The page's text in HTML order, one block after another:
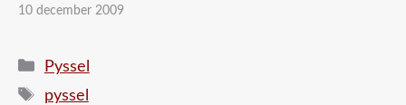
10 december 2009
Kategorier
Pyssel
Etiketter
pyssel